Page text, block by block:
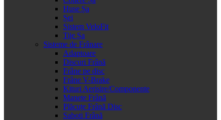
Huse Șa
Șei
Sistem VeloFit
Tije Șa
Sisteme de Frânare
Adaptoare
Discuri Frână
Frâne pe disc
Frâne V-Brake
Kituri Aerisire/Componente
Manete Frână
Plăcuțe Frână Disc
Saboti Frână